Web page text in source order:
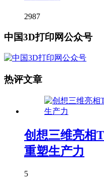
2987
中国3D打印网公众号
热评文章
创想三维亮相
重塑生产力
5